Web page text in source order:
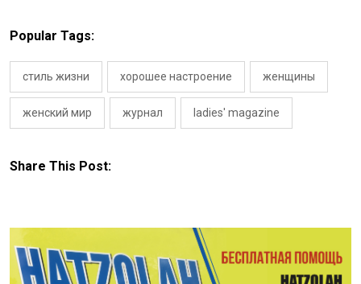
Popular Tags:
стиль жизни хорошее настроение женщины
женский мир журнал ladies' magazine
Share This Post: